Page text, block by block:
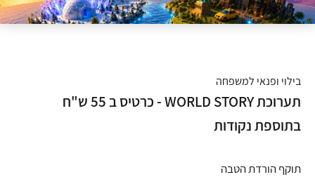
בילוי ופנאי למשפחה
תערוכת WORLD STORY - כרטיס ב 55 ש"ח
בתוספת נקודות
תוקף הורדת הטבה